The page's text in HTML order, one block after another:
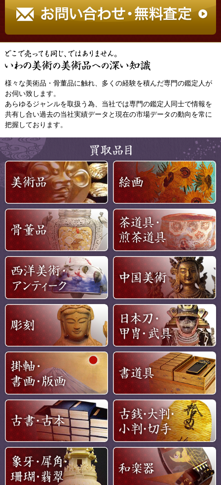
様々な美術品・骨董品に触れ、多くの経験を積んだ専門の鑑定人が
お伺い致します。
あらゆるジャンルを取扱う為、当社では専門の鑑定人同士で情報を
共有し合い過去の当社実績データと現在の市場データの動向を常に
把握しております。